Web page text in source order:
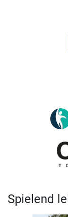
Spielend